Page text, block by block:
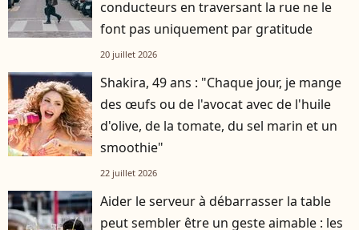
conducteurs en traversant la rue ne le
font pas uniquement par gratitude
20 juillet 2026
Shakira, 49 ans : "Chaque jour, je mange
des œufs ou de l'avocat avec de l'huile
d'olive, de la tomate, du sel marin et un
smoothie"
22 juillet 2026
Aider le serveur à débarrasser la table
peut sembler être un geste aimable : les